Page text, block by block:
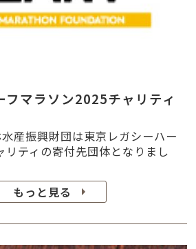
フマラソン2025チャリティ
水産振興財団は東京レガシーハー
リティの寄付先団体となりまし
もっと見る